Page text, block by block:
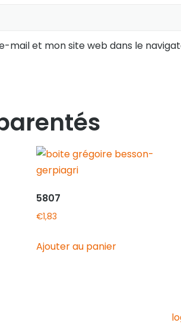
mail et mon site web dans le
5807
€1,83
Ajouter au panier